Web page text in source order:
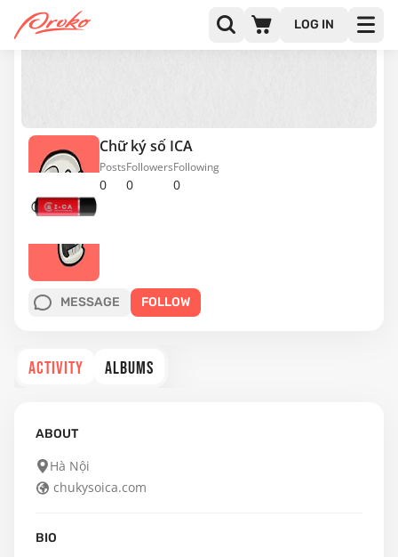
LOG IN
Chữ ký số ICA
0
Posts
0
Followers
0
Following
MESSAGE FOLLOW
ACTIVITY ALBUMS
ABOUT
Hà Nội
chukysoica.com
BIO